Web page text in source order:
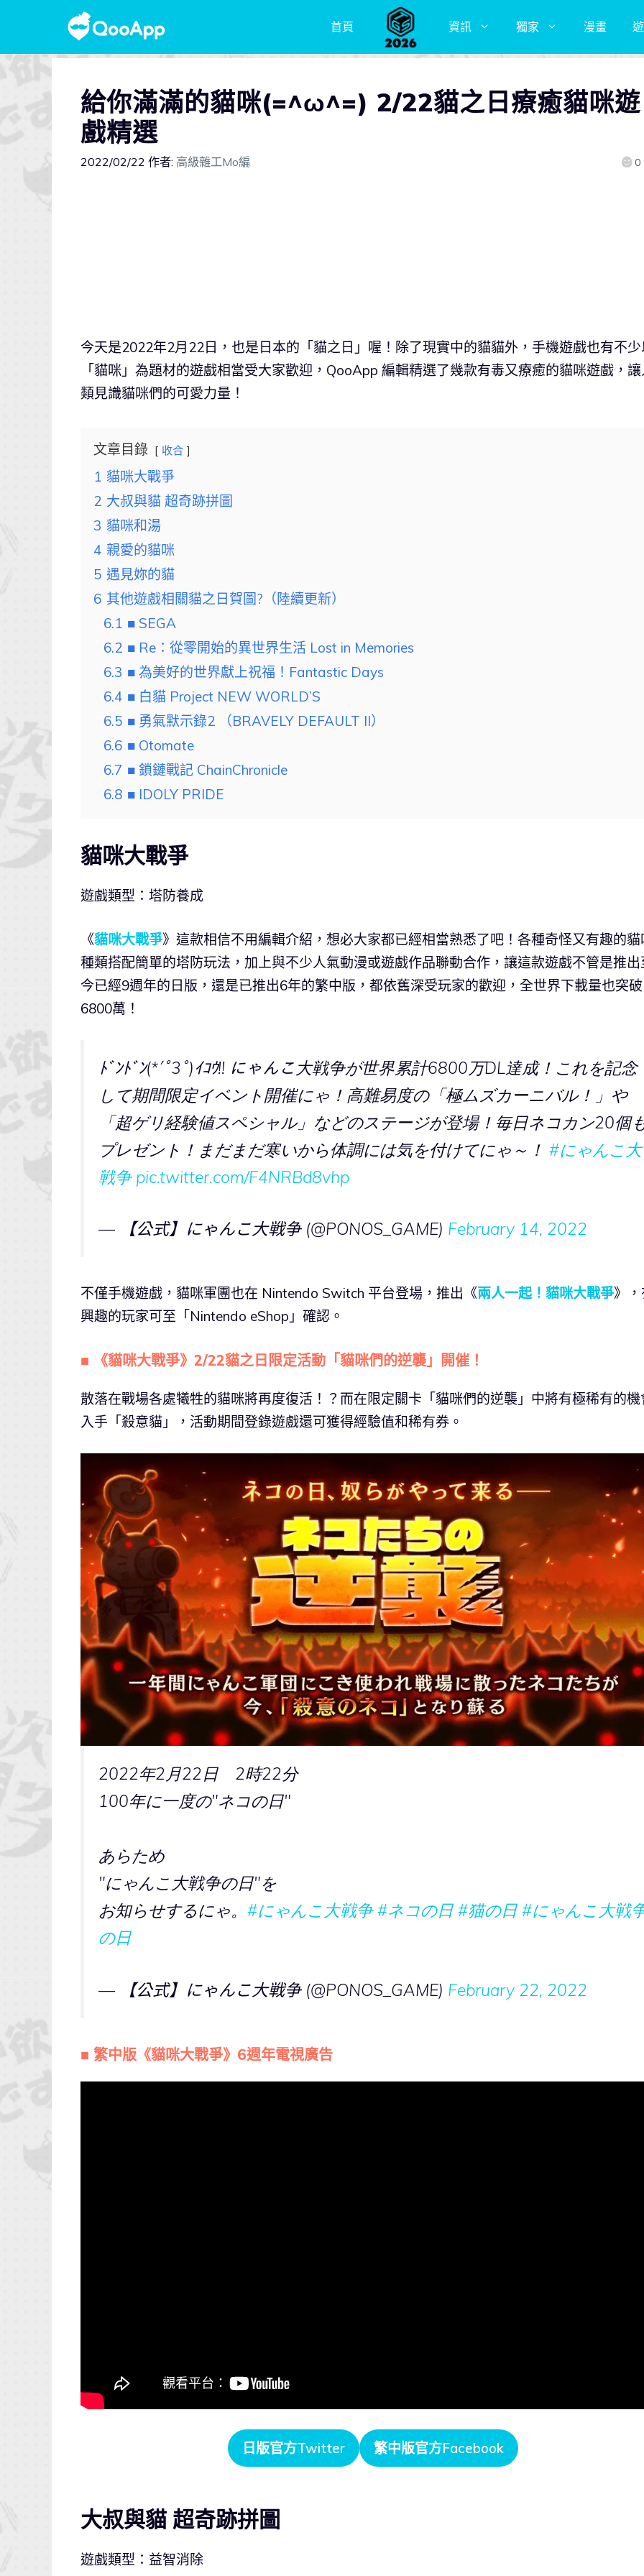
首頁 資訊 獨家 漫畫
給你滿滿的貓咪(=^ω^=) 2/22貓之日療癒貓咪遊
戲精選
2022/02/22 作者: 高級雜工Mo編 0
今天是2022年2月22日，也是日本的「貓之日」喔！除了現實中的貓貓外，手機遊戲也有不
「貓咪」為題材的遊戲相當受大家歡迎，QooApp 編輯精選了幾款有毒又療癒的貓咪遊戲，
類見識貓咪們的可愛力量！
文章目錄 收合
1 貓咪大戰爭
2 大叔與貓 超奇跡拼圖
3 貓咪和湯
4 親愛的貓咪
5 遇見妳的貓
6 其他遊戲相關貓之日賀圖?（陸續更新）
6.1 ■ SEGA
6.2 ■ Re：從零開始的異世界生活 Lost in Memories
6.3 ■ 為美好的世界獻上祝福！Fantastic Days
6.4 ■ 白貓 Project NEW WORLD’S
6.5 ■ 勇氣默示錄2 （BRAVELY DEFAULT II）
6.6 ■ Otomate
6.7 ■ 鎖鏈戰記 ChainChronicle
6.8 ■ IDOLY PRIDE
貓咪大戰爭
遊戲類型：塔防養成
《貓咪大戰爭》這款相信不用編輯介紹，想必大家都已經相當熟悉了吧！各種奇怪又有趣的貓
種類搭配簡單的塔防玩法，加上與不少人氣動漫或遊戲作品聯動合作，讓這款遊戲不管是推出
今已經9週年的日版，還是已推出6年的繁中版，都依舊深受玩家的歡迎，全世界下載量也突破
6800萬！
ﾄﾞﾝﾄﾞﾝ(*´ﾟ3ﾟ)ｲｺｳ!! にゃんこ大戦争が世界累計6800万DL達成！これを記念
して期間限定イベント開催にゃ！高難易度の「極ムズカーニバル！」や
「超ゲリ経験値スペシャル」などのステージが登場！毎日ネコカン20個
プレゼント！まだまだ寒いから体調には気を付けてにゃ～！ #にゃんこ大
戦争 pic.twitter.com/F4NRBd8vhp
— 【公式】にゃんこ大戦争 (@PONOS_GAME) February 14, 2022
不僅手機遊戲，貓咪軍團也在 Nintendo Switch 平台登場，推出《兩人一起！貓咪大戰爭》
興趣的玩家可至「Nintendo eShop」確認。
■ 《貓咪大戰爭》2/22貓之日限定活動「貓咪們的逆襲」開催！
散落在戰場各處犧牲的貓咪將再度復活！？而在限定關卡「貓咪們的逆襲」中將有極稀有的機
入手「殺意貓」，活動期間登錄遊戲還可獲得經驗值和稀有券。
2022年2月22日 2時22分
100年に一度の"ネコの日"
あらため
"にゃんこ大戦争の日"を
お知らせするにゃ。 #にゃんこ大戦争 #ネコの日 #猫の日 #にゃんこ大戦
の日
— 【公式】にゃんこ大戦争 (@PONOS_GAME) February 22, 2022
■ 繁中版《貓咪大戰爭》6週年電視廣告
日版官方Twitter 繁中版官方Facebook
大叔與貓 超奇跡拼圖
遊戲類型：益智消除